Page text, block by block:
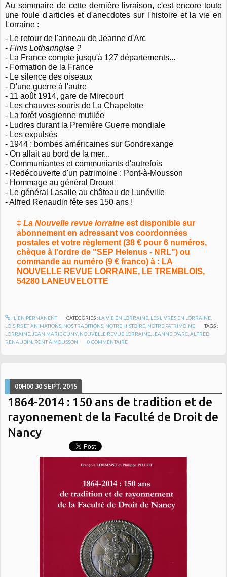
Au sommaire de cette dernière livraison, c'est encore toute
une foule d'articles et d'anecdotes sur l'histoire et la vie en
Lorraine :
- Le retour de l'anneau de Jeanne d'Arc
-Finis Lotharingiae ?
- La France compte jusqu'à 127 départements...
- Formation de la France
- Le silence des oiseaux
- D'une guerre à l'autre
- 11 août 1914, gare de Mirecourt
- Les chauves-souris de La Chapelotte
- La forêt vosgienne mutilée
- Ludres durant la Première Guerre mondiale
- Les expulsés
- 1944 : bombes américaines sur Gondrexange
- On allait au bord de la mer...
- Communiantes et communiants d'autrefois
- Redécouverte d'un patrimoine : Pont-à-Mousson
- Hommage au général Drouot
- Le général Lasalle au château de Lunéville
- Alfred Renaudin fête ses 150 ans !
‡ La Nouvelle revue lorraineest disponible sur
abonnement en adressant vos coordonnées
postales et votre règlement (38 € pour 6 numéros,
chèque à l'ordre de "SEP Helenus - NRL") ou
commande au numéro (9 € franco) à : LA
NOUVELLE REVUE LORRAINE, LE TREMBLOIS,
54280 LANEUVELOTTE
LIEN PERMANENT CATÉGORIES : LA VIE EN LORRAINE, LES LIVRES EN LORRAINE,
LOISIRS ET ANIMATIONS NOS TRADITIONS NOTRE HISTOIRE NOTRE PATRIMOINE
TAGS :
LORRAINE JEAN MARIE CUNY, NOUVELLE REVUE LORRAINE JEANNE D'ARC ,ALFRED
RENAUDIN PONT À MOUSSON 0 COMMENTAIRE
00H00 30 SEPT. 2015
1864-2014 : 150 ans de tradition et de
rayonnement de la Faculté de Droit de
Nancy